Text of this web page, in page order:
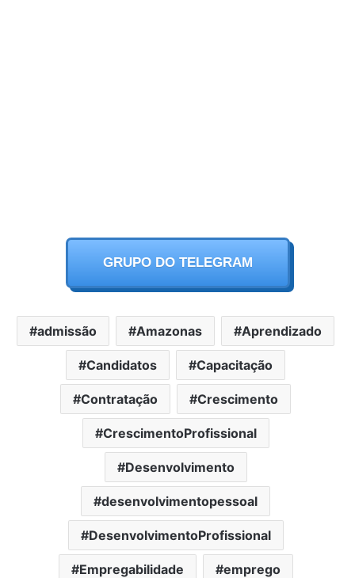
GRUPO DO TELEGRAM
admissão Amazonas Aprendizado
Candidatos Capacitação
Contratação Crescimento
CrescimentoProfissional
Desenvolvimento
desenvolvimentopessoal
DesenvolvimentoProfissional
Empregabilidade emprego